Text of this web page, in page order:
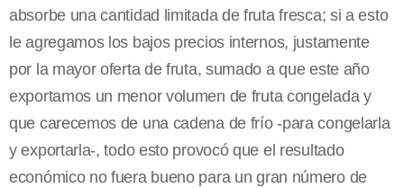
absorbe una cantidad limitada de fruta fresca; si a esto
le agregamos los bajos precios internos, justamente
por la mayor oferta de fruta, sumado a que este año
exportamos un menor volumen de fruta congelada y
que carecemos de una cadena de frío -para congelarla
y exportarla-, todo esto provocó que el resultado
económico no fuera bueno para un gran número de